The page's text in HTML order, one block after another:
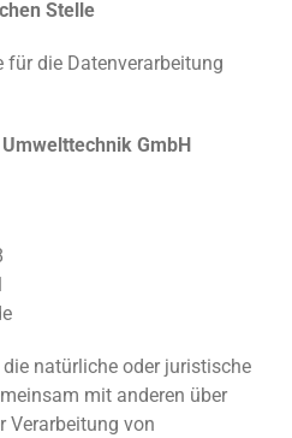
Stelle
für die Datenverarbeitung
GmbH
natürliche oder juristische
mit anderen über
Verarbeitung von